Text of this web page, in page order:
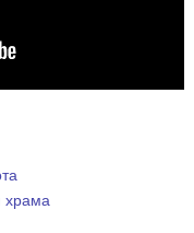
храма